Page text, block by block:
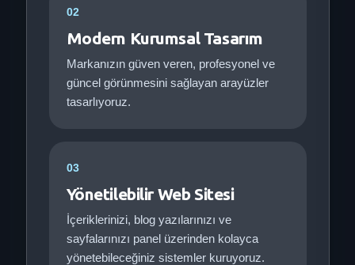
02
Modern Kurumsal Tasarım
Markanızın güven veren, profesyonel ve
güncel görünmesini sağlayan arayüzler
tasarlıyoruz.
03
Yönetilebilir Web Sitesi
İçeriklerinizi, blog yazılarınızı ve
sayfalarınızı panel üzerinden kolayca
yönetebileceğiniz sistemler kuruyoruz.